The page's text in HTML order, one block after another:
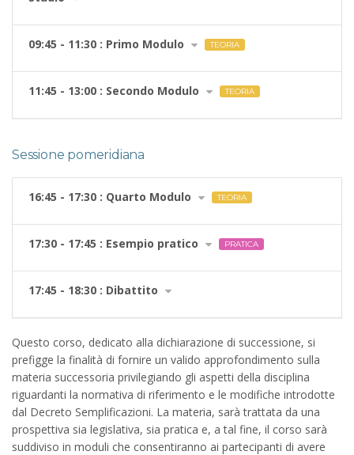
09:45 - 11:30 : Primo Modulo TEORIA
11:45 - 13:00 : Secondo Modulo TEORIA
Sessione pomeridiana
16:45 - 17:30 : Quarto Modulo TEORIA
17:30 - 17:45 : Esempio pratico PRATICA
17:45 - 18:30 : Dibattito
Questo corso, dedicato alla dichiarazione di successione, si
prefigge la finalità di fornire un valido approfondimento sulla
materia successoria privilegiando gli aspetti della disciplina
riguardanti la normativa di riferimento e le modifiche introdotte
dal Decreto Semplificazioni. La materia, sarà trattata da una
prospettiva sia legislativa, sia pratica e, a tal fine, il corso sarà
suddiviso in moduli che consentiranno ai partecipanti di avere